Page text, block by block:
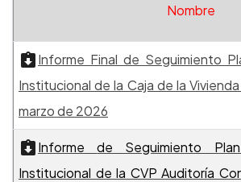
Nombre
Informe Final de Seguimiento
Institucional de la Caja de la
marzo de 2026
Informede Seguimiento
Institucional de la CVP Auditoría